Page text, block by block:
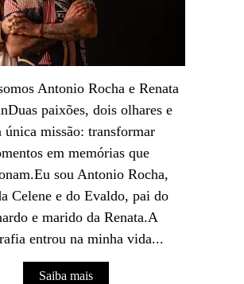
Antonio Rocha e Renata
paixões, dois olhares e
única missão: transformar
em memórias que
sou Antonio Rocha,
Celene e do Evaldo, pai do
e marido da Renata.A
entrou na minha vida...
Saiba mais